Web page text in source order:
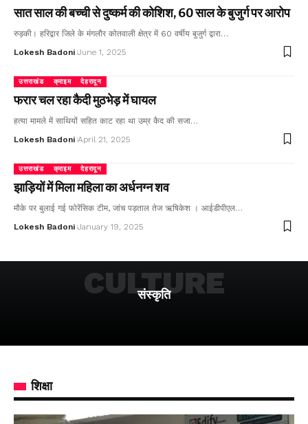
सात साल की बच्ची से दुष्कर्म की कोशिश, 60 साल के बुजुर्ग पर आरोप
रुड़की। हरिद्वार जिले के मंगलौर कोतवाली क्षेत्र में 60 वर्षीय बुजुर्ग द्वारा…
Lokesh Badoni June 1, 2025
उत्तराखंड क्राइम देहरादून
फरार चल रहा कैदी मुठभेड़ में घायल
हत्या मामले में साथियों सहित काट रहा था उम्र कैद की सजा…
Lokesh Badoni April 21, 2025
उत्तराखंड क्राइम देहरादून
झाड़ियों में मिला महिला का अर्धनग्न शव
मौके पर बुलाई गई फोरेंसिक टीम, जांच पड़ताल तेज ऋषिकेश । आईडीपीएल…
Lokesh Badoni January 19, 2025
संस्कृति
CULTURE
शिक्षा